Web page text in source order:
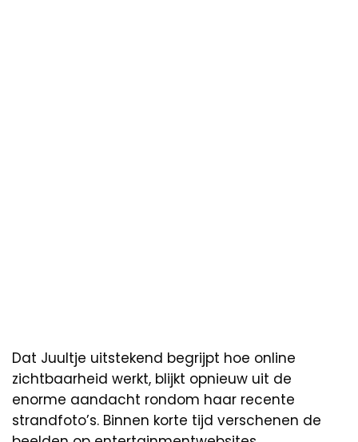
Dat Juultje uitstekend begrijpt hoe online
zichtbaarheid werkt, blijkt opnieuw uit de
enorme aandacht rondom haar recente
strandfoto’s. Binnen korte tijd verschenen de